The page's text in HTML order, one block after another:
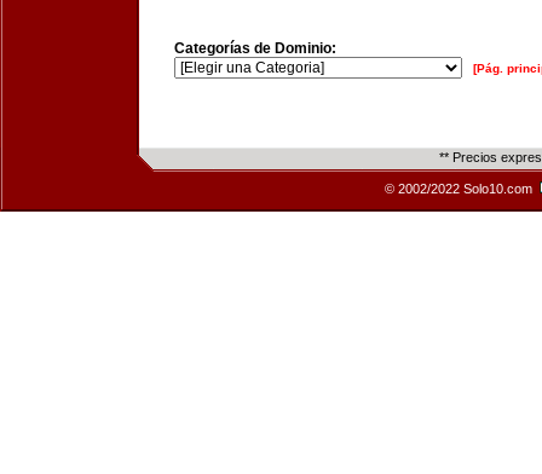
Categorías de Dominio:
[Pág.
** Precios
© 2002/2022 Solo10.com